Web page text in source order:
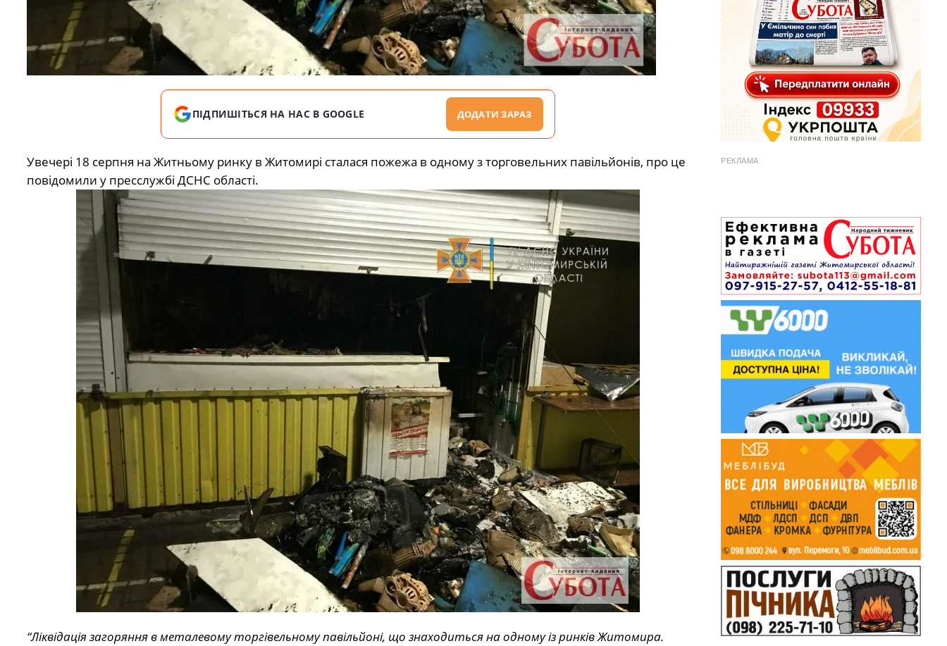
ПІДПИШІТЬСЯ НА НАС В GOOGLE ДОДАТИ ЗАРАЗ
Увечері 18 серпня на Житньому ринку в Житомирі сталася пожежа в одному з торговельних павільйонів, про це
повідомили у пресслужбі ДСНС області.
“Ліквідація загоряння в металевому торгівельному павільйоні, що знаходиться на одному із ринків Житомира.
РЕКЛАМА